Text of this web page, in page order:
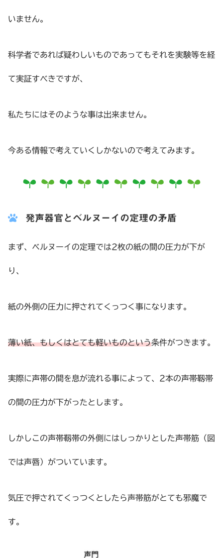
いません。
科学者であれば疑わしいものであってもそれを実験等を経
て実証すべきですが、
私たちにはそのような事は出来ません。
今ある情報で考えていくしかないので考えてみます。
発声器官とベルヌーイの定理の矛盾
まず、ベルヌーイの定理では2枚の紙の間の圧力が下が
り、
紙の外側の圧力に押されてくっつく事になります。
薄い紙、もしくはとても軽いものという条件がつきます。
実際に声帯の間を息が流れる事によって、2本の声帯靱帯
の間の圧力が下がったとします。
しかしこの声帯靱帯の外側にはしっかりとした声帯筋（図
では声唇）がついています。
気圧で押されてくっつくとしたら声帯筋がとても邪魔で
す。